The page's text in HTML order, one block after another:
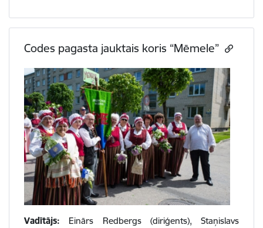
Codes pagasta jauktais koris “Mēmele”
Vadītājs: Einārs Redbergs (diriģents), Staņislavs